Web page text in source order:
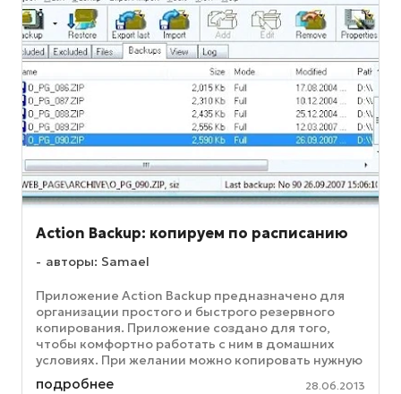
Action Backup: копируем по расписанию
авторы: Samael
Приложение Action Backup предназначено для
организации простого и быстрого резервного
копирования. Приложение создано для того,
чтобы комфортно работать с ним в домашних
условиях. При желании можно копировать нужную
информацию по расписанию, а кроме ...
подробнее 28.06.2013